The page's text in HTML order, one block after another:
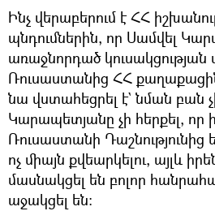
Ինչ վերաբերում է ՀՀ
պնդումներին, որ Սամվել
առաջնորդած կուսակցության
Ռուսաստանից ՀՀ
նա վստահեցրել է` նման բան
Կարապետյանը չի հերքել, որ
Ռուսաստանի Դաշնությունից
ոչ միայն քվեարկելու, այլև
մասնակցել են բոլոր
աջակցել են։